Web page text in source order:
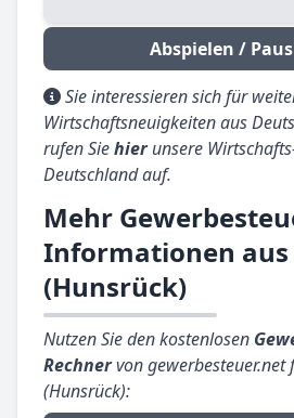
Abspielen /
Sie interessieren sich für
Wirtschaftsneuigkeiten aus
rufen Siehierunsere
Deutschland auf.
Mehr
Informationen aus
(Hunsrück)
Nutzen Sie den kostenlosen
Rechnervon gewerbesteuer.net
(Hunsrück):